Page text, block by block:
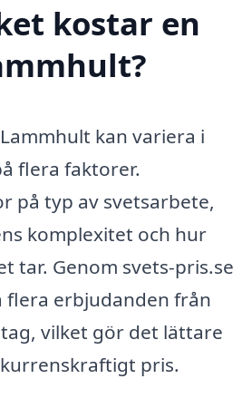
kostar en
kan variera i
flera faktorer.
på typ av svetsarbete,
komplexitet och hur
tar. Genom svets-pris.se
flera erbjudanden från
vilket gör det lättare
pris.